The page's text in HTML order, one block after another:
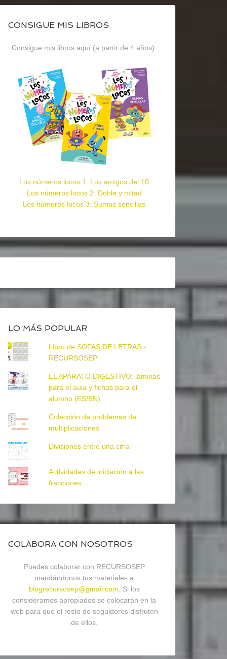
CONSIGUE MIS LIBROS
Consigue mis libros aquí (a partir de 4 años):
Los números locos 1: Los amigos del 10
Los números locos 2: Doble y mitad
Los números locos 3: Sumas sencillas
LO MÁS POPULAR
Libro de SOPAS DE LETRAS -
RECURSOSEP
EL APARATO DIGESTIVO: láminas
para el aula y fichas para el
alumno (ES/EN)
Colección de problemas de
multiplicaciones
Divisiones entre una cifra
Actividades de iniciación a las
fracciones
COLABORA CON NOSOTROS
Puedes colaborar con RECURSOSEP
mandándonos tus materiales a
blogrecursosep@gmail.com . Si los
consideramos apropiados se colocarán en la
web para que el resto de seguidores disfruten
de ellos.